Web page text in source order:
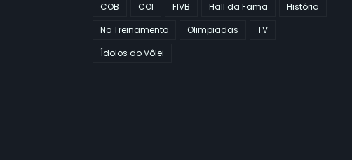
COB
COI FIVB Hall da Fama
História
No Treinamento
Olimpiadas
TV
Ídolos do Vôlei